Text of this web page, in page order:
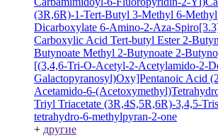
(3R,6R)-1-Tert-Butyl 3-Methyl 6-
Dicarboxylate 6-Amino-2-Aza-
Carboxylic Acid Tert-butyl Ester 2-
Butynoate Methyl 2-Butynoate 2-
[(3,4,6-Tri-O-Acetyl-2-Acetylamido-2-
Galactopyranosyl)Oxy]Pentanoic Acid
Acetamido-6-
Triyl Triacetate (3R,4S,5R,6R)-3,4,5-
tetrahydro-6-methylpyran-2-one
+ другие